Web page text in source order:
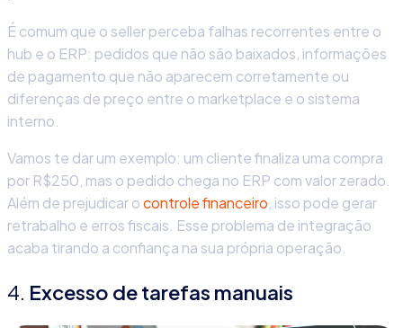
É comum que o seller perceba falhas recorrentes entre o
hub e o ERP: pedidos que não são baixados, informações
de pagamento que não aparecem corretamente ou
diferenças de preço entre o marketplace e o sistema
interno.
Vamos te dar um exemplo: um cliente finaliza uma compra
por R$250, mas o pedido chega no ERP com valor zerado.
Além de prejudicar ocontrole financeiro , isso pode gerar
retrabalho e erros fiscais. Esse problema de integração
acaba tirando a confiança na sua própria operação.
4. Excesso de tarefas manuais